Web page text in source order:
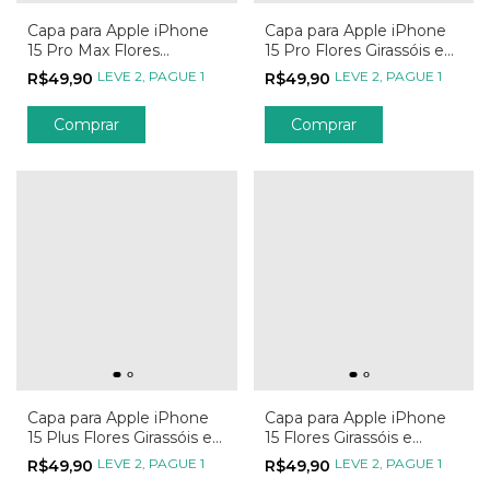
Capa para Apple iPhone
15 Pro Max Flores
Girassóis e Borboletas
R$49,90 LEVE 2, PAGUE 1
Comprar
Capa para Apple iPhone
15 Pro Flores Girassóis e
Borboletas
R$49,90 LEVE 2, PAGUE 1
Comprar
Capa para Apple iPhone
15 Plus Flores Girassóis e
Borboletas
R$49,90 LEVE 2, PAGUE 1
Capa para Apple iPhone
15 Flores Girassóis e
Borboletas
R$49,90 LEVE 2, PAGUE 1